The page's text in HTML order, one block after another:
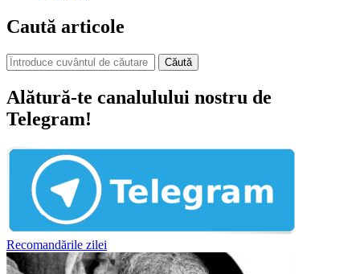
Caută articole
Căută
Alătură-te canalulului nostru de
Telegram!
Recomandările zilei